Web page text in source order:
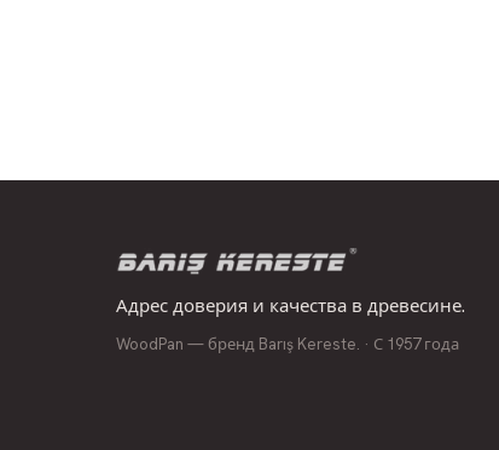
Адрес доверия и качества в древесине.
WoodPan — бренд Barış Kereste. · С 1957 года